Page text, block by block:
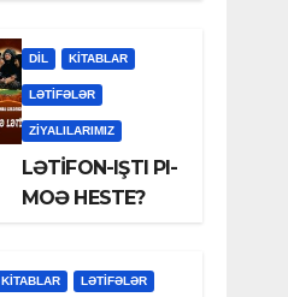
DİL KİTABLAR
LƏTIFƏLƏR
ZİYALILARIMIZ
LƏTİFON-IŞTI PI-
MOƏ HESTE?
KİTABLAR LƏTIFƏLƏR